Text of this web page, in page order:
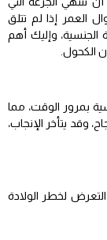
العمر إذا لم تتلق
الجنسية، وإليك أهم
الكحول.
بمرور الوقت، مما
وقد يتأخر الإنجاب،
لخطر الولادة